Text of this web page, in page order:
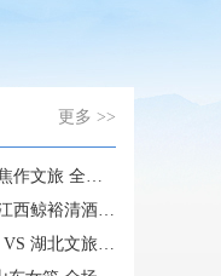
更多 >>
旅 全场录像
清酒 全场录像
文旅 全场录像